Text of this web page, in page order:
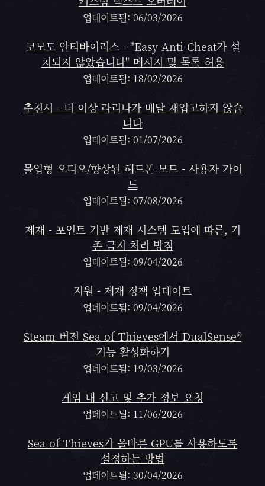
업데이트됨: 06/03/2026
코모도 안티바이러스 - "Easy Anti-Cheat가 설
치되지 않았습니다" 메시지 및 목록 허용
업데이트됨: 18/02/2026
추천서 - 더 이상 라리나가 매달 재입고하지 않습
니다
업데이트됨: 01/07/2026
몰입형 오디오/향상된 헤드폰 모드 - 사용자 가이
드
업데이트됨: 07/08/2026
제재 - 포인트 기반 제재 시스템 도입에 따른, 기
존 금지 처리 방침
업데이트됨: 09/04/2026
지원 - 제재 정책 업데이트
업데이트됨: 09/04/2026
Steam 버전 Sea of Thieves에서 DualSense®
기능 활성화하기
업데이트됨: 19/03/2026
게임 내 신고 및 추가 정보 요청
업데이트됨: 11/06/2026
Sea of Thieves가 올바른 GPU를 사용하도록
설정하는 방법
업데이트됨: 30/04/2026